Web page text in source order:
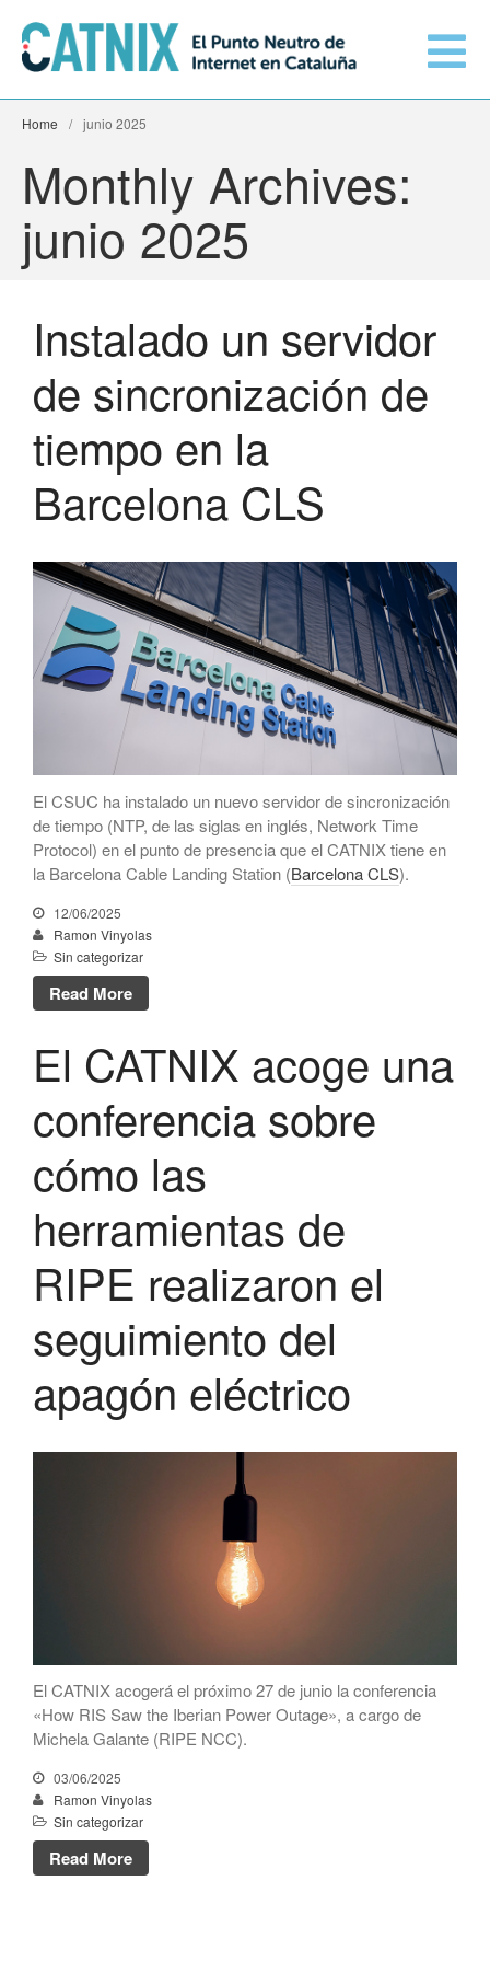
Información técnica
El CATNIX
Orange amplía su conexión al
CATNIX
conectividad al CATNIX con la
migración a Templus
Netcloudify se conecta al
CATNIX
Conferencia sobre la evolución
hacia la automatización de
redes, del BGP a la inteligencia
artificial
El CATNIX renueva el servidor
raíz J de DNS
julio 2026
junio 2026
abril 2026
febrero 2026
mayo 2025
abril 2025
enero 2025
diciembre 2024
noviembre 2024
octubre 2024
julio 2024
mayo 2024
noviembre 2023
septiembre 2023
julio 2023
abril 2023
marzo 2023
enero 2023
Home / junio 2025
Monthly Archives:
junio 2025
Instalado un servidor
de sincronización de
tiempo en la
Barcelona CLS
El CSUC ha instalado un nuevo servidor de sincronización
de tiempo (NTP, de las siglas en inglés, Network Time
Protocol) en el punto de presencia que el CATNIX tiene en
la Barcelona Cable Landing Station (Barcelona CLS).
12/06/2025
Ramon Vinyolas
Sin categorizar
Read More
El CATNIX acoge una
conferencia sobre
cómo las
herramientas de
RIPE realizaron el
seguimiento del
apagón eléctrico
El CATNIX acogerá el próximo 27 de junio la conferencia
«How RIS Saw the Iberian Power Outage», a cargo de
Michela Galante (RIPE NCC).
03/06/2025
Ramon Vinyolas
Sin categorizar
Read More